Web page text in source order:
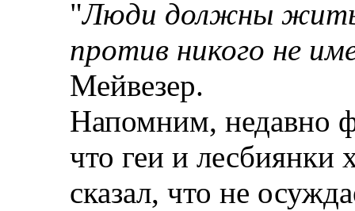
"Люди должны жить
против никого не
Мейвезер.
Напомним, недавно
что геи и
сказал, что не